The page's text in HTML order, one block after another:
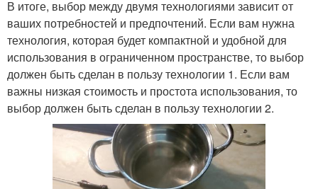
В итоге, выбор между двумя технологиями зависит от
ваших потребностей и предпочтений. Если вам нужна
технология, которая будет компактной и удобной для
использования в ограниченном пространстве, то выбор
должен быть сделан в пользу технологии 1. Если вам
важны низкая стоимость и простота использования, то
выбор должен быть сделан в пользу технологии 2.